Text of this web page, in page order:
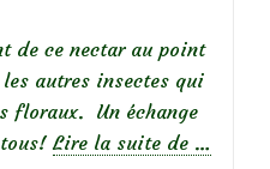
de ce nectar au point
autres insectes qui
floraux. Un échange
Lire la suite de …